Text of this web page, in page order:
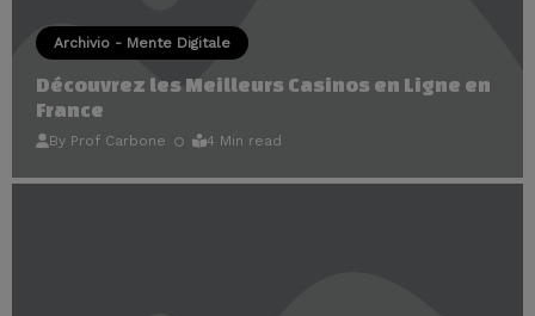
Archivio - Mente Digitale
Découvrez les Meilleurs Casinos en Ligne en
France
By Prof Carbone 4 Min read